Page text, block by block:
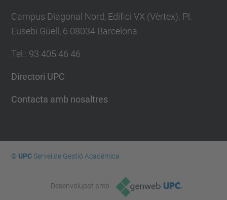
Campus Diagonal Nord, Edifici VX (Vèrtex). Pl.
Eusebi Güell, 6 08034 Barcelona
Tel.: 93 405 46 46
Directori UPC
Contacta amb nosaltres
© UPCServei de Gestió Académica
Desenvolupat amb